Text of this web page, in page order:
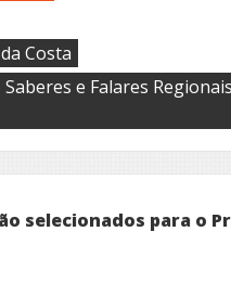
Costa
Saberes e Falares
selecionados para o